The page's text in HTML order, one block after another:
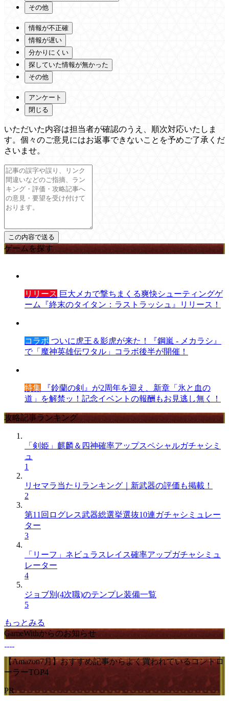
その他
情報が不正確
情報が遅い
分かりにくい
探していた情報が無かった
その他
アンケート
閉じる
いただいた内容は担当者が確認のうえ、順次対応いたしま
す。個々のご意見にはお返事できないことを予めご了承くだ
さいませ。
ゲームを探す
リリース 巨大メカで撃ちまくる爽快シューティングゲ
ーム『終末のタイタン：ラストラッシュ』リリース！
コラボ ついに虎王＆影虎が来た！『鋼嵐 - メカラシ』
で「魔神英雄伝ワタル」コラボ後半が開催！
特集 『鈴蘭の剣』が2周年を迎え、新章「氷と血の
道」を解禁ッ！記念イベントの報酬もお見逃し無く！
攻略記事ランキング
「剣姫」麒麟＆四神確率アップスペシャルガチャシミ
ュ
1
リセマラ当たりランキング｜新武器の評価も掲載！
2
第11回ログレス武器総選挙選抜10連ガチャシミュレー
ター
3
「リーフ」ネビュラスレイス確率アップガチャシミュ
レーター
4
ジョブ別(4次職)のテンプレ装備一覧
5
もっとみる
GameWithからのお知らせ
【Amazon7月】おすすめ記事からよく買われているコントロ
ーラーTOP4
PR